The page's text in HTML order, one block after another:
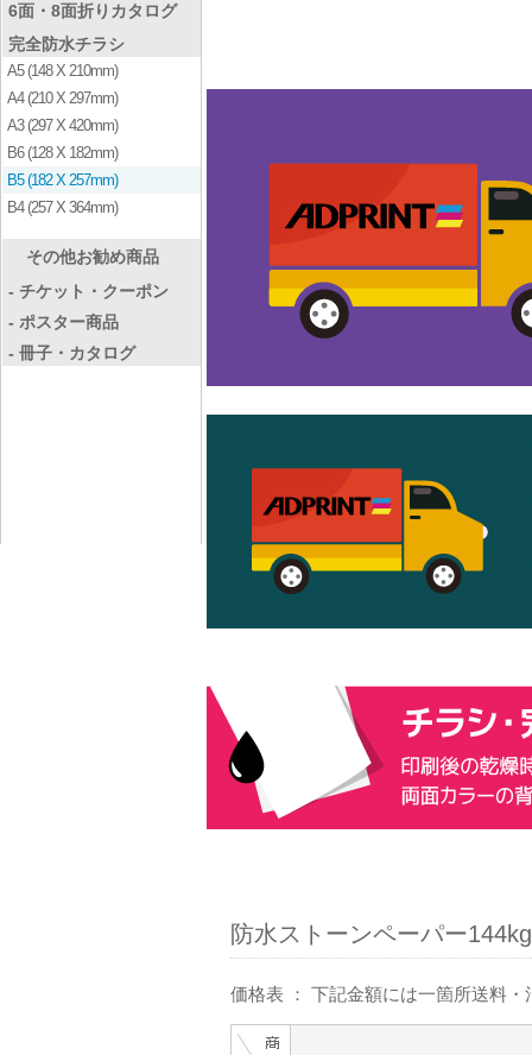
6面・8面折りカタログ
完全防水チラシ
A5 (148 X 210mm)
A4 (210 X 297mm)
A3 (297 X 420mm)
B6 (128 X 182mm)
B5 (182 X 257mm)
B4 (257 X 364mm)
その他お勧め商品
- チケット・クーポン
- ポスター商品
- 冊子・カタログ
防水ストーンペーパー144kg
価格表 ： 下記金額には一箇所送料